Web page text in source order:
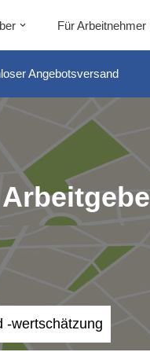
Für Arbeitnehmer
Angebotsversand
-wertschätzung